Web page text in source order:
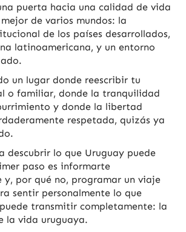
puerta hacia una calidad de vida
de varios mundos: la
de los países desarrollados,
latinoamericana, y un entorno
un lugar donde reescribir tu
o familiar, donde la tranquilidad
y donde la libertad
respetada, quizás ya
descubrir lo que Uruguay puede
paso es informarte
y, por qué no, programar un viaje
sentir personalmente lo que
transmitir completamente: la
la vida uruguaya.